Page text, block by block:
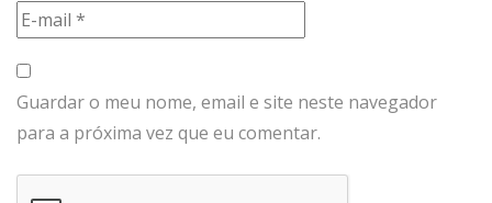
Guardar o meu nome, email e site neste navegador
para a próxima vez que eu comentar.